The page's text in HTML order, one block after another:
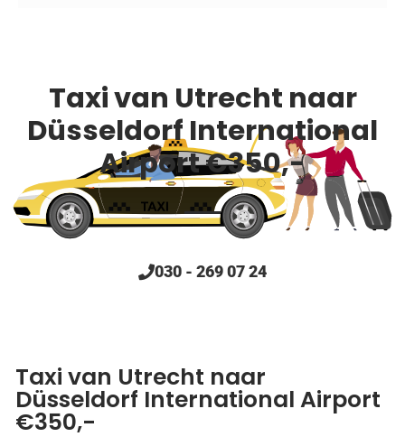
Taxi van Utrecht naar
Düsseldorf International
Airport €350,-
030 - 269 07 24
Taxi van Utrecht naar
Düsseldorf International Airport
€350,-